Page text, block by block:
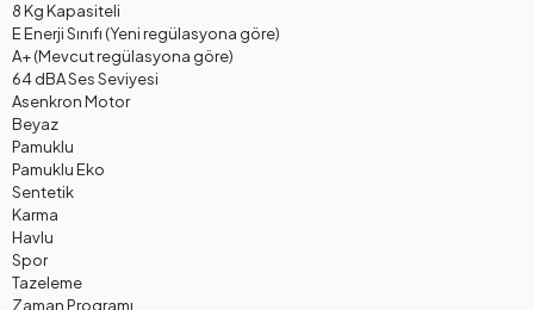
8 Kg Kapasiteli
E Enerji Sınıfı (Yeni regülasyona göre)
A+ (Mevcut regülasyona göre)
64 dBA Ses Seviyesi
Asenkron Motor
Beyaz
Pamuklu
Pamuklu Eko
Sentetik
Karma
Havlu
Spor
Tazeleme
Zaman Programı